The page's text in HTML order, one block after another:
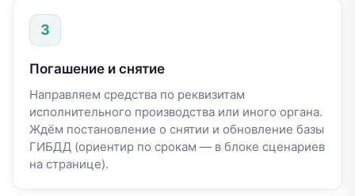
3
Погашение и снятие
Направляем средства по реквизитам
исполнительного производства или иного органа.
Ждём постановление о снятии и обновление базы
ГИБДД (ориентир по срокам — в блоке сценариев
на странице).